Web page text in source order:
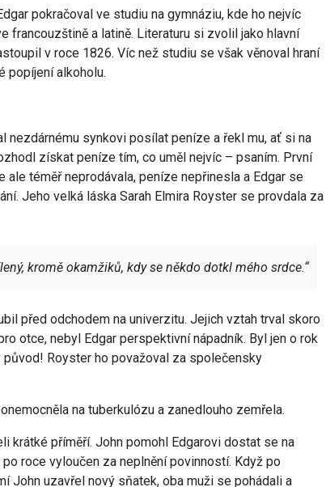
pokračoval ve studiu na gymnáziu, kde ho nejvíc
francouzštině a latině. Literaturu si zvolil jako hlavní
v roce 1826. Víc než studiu se však věnoval hraní
popíjení alkoholu.
nezdárnému synkovi posílat peníze a řekl mu, ať si na
získat peníze tím, co uměl nejvíc – psaním. První
ale téměř neprodávala, peníze nepřinesla a Edgar se
Jeho velká láska Sarah Elmira Royster se provdala za
kromě okamžiků, kdy se někdo dotkl mého srdce.“
před odchodem na univerzitu. Jejich vztah trval skoro
otce, nebyl Edgar perspektivní nápadník. Byl jen o rok
původ! Royster ho považoval za společensky
na tuberkulózu a zanedlouho zemřela.
krátké příměří. John pomohl Edgarovi dostat se na
roce vyloučen za neplnění povinností. Když po
John uzavřel nový sňatek, oba muži se pohádali a